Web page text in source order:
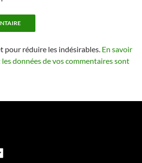
pour réduire les indésirables. En savoir
données de vos commentaires sont